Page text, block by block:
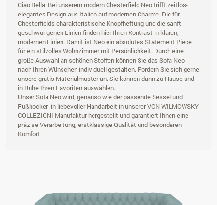
Ciao Bella! Bei unserem modern Chesterfield Neo trifft zeitlos-
elegantes Design aus Italien auf modernen Charme. Die für
Chesterfields charakteristische Knopfheftung und die sanft
geschwungenen Linien finden hier Ihren Kontrast in klaren,
modernen Linien. Damit ist Neo ein absolutes Statement Piece
für ein stilvolles Wohnzimmer mit Persönlichkeit. Durch eine
große Auswahl an schönen Stoffen können Sie das Sofa Neo
nach Ihren Wünschen individuell gestalten. Fordern Sie sich gerne
unsere gratis Materialmuster an. Sie können dann zu Hause und
in Ruhe Ihren Favoriten auswählen.
Unser Sofa Neo wird, genauso wie der passende Sessel und
Fußhocker in liebevoller Handarbeit in unserer VON WILMOWSKY
COLLEZIONI Manufaktur hergestellt und garantiert Ihnen eine
präzise Verarbeitung, erstklassige Qualität und besonderen
Komfort.